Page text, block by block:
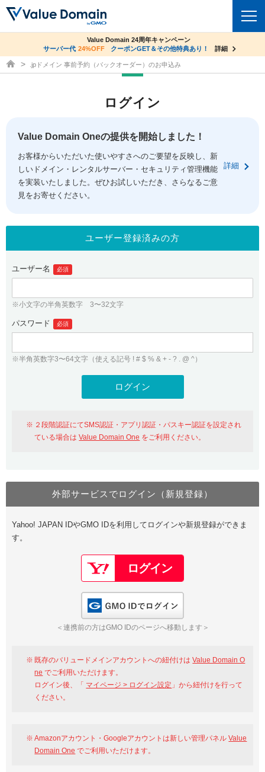
ドメイントップ
ドメイン移管
ドメイン価格一覧
ドメイン一括検索
.jpドメインオークション
gTLDオークション NEW!
.jpドメインバックオーダー
プレミアムドメイン
人気ドメインの種類
WHOIS検索
コアサーバー
バリューサーバー
XREA
セキュリティトップ
Value Domain ネットde診断
SSL証明書
サービストップ
お得意様割引
紹介制度
バリュードメインAPI
ドメイン・ホスティングOEM
facebook
ログイン
従来のバリュードメインをご利用希望の方
Value Domainにログイン
おすすめ One レンタルサーバーを含む最新の機能を使う方
Value Domain Oneにログイン
Google
GMO ID Amazon
※AmazonはValue Domain Oneのログイン画面へ遷移します
ユーザー登録
Value Domain Oneアカウント作成
以下でも登録可能
Google Yahoo!
GMO ID
co.jpドメイン✕コアサーバーV2ビジネス応援キャンペーン
サーバー料金1年間無料
詳細
Value Domain 24周年キャンペーン
サーバー代 24%OFF クーポンGET＆その他特典あり！ 詳細
ドメイン取得ならバリュードメイン
.jpドメイン 事前予約（バックオーダー）のお申込み
ログイン
Value Domain Oneの提供を開始しました！
お客様からいただいた使いやすさへのご要望を反映し、新
しいドメイン・レンタルサーバー・セキュリティ管理機能
を実装いたしました。ぜひお試しいただき、さらなるご意
見をお寄せください。
詳細
ユーザー登録済みの方
ユーザー名 必須
※小文字の半角英数字 3〜32文字
パスワード 必須
※半角英数字3〜64文字（使える記号 ! # $ % & + - ? . @ ^）
２段階認証にてSMS認証・アプリ認証・パスキー認証を設定され
ている場合はValue Domain One をご利用ください。
外部サービスでログイン（新規登録）
Yahoo! JAPAN IDやGMO IDを利用してログインや新規登録ができま
す。
＜連携前の方はGMO IDのページへ移動します＞
既存のバリュードメインアカウントへの紐付けはValue Domain O
ne でご利用いただけます。
ログイン後、「 マイページ > ログイン設定 」から紐付けを行って
ください。
Amazonアカウント・Googleアカウントは新しい管理パネルValue
Domain One でご利用いただけます。